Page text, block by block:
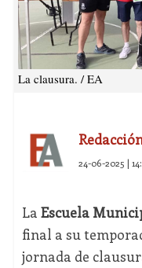
La clausura. / EA
24-06-2025 |
La Escuela
final a su
jornada de